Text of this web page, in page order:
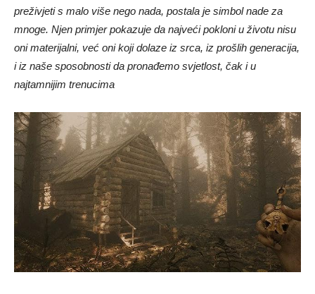
preživjeti s malo više nego nada, postala je simbol nade za
mnoge. Njen primjer pokazuje da najveći pokloni u životu nisu
oni materijalni, već oni koji dolaze iz srca, iz prošlih generacija,
i iz naše sposobnosti da pronađemo svjetlost, čak i u
najtamnijim trenucima